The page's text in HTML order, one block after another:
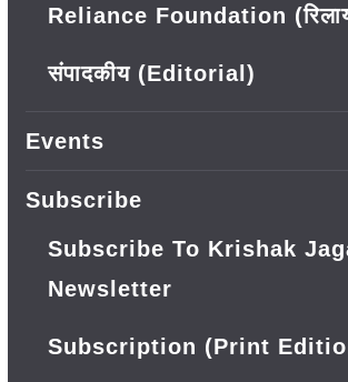
Reliance Foundation
संपादकीय (Editorial)
Events
Subscribe
Subscribe To Krishak
Newsletter
Subscription (Print